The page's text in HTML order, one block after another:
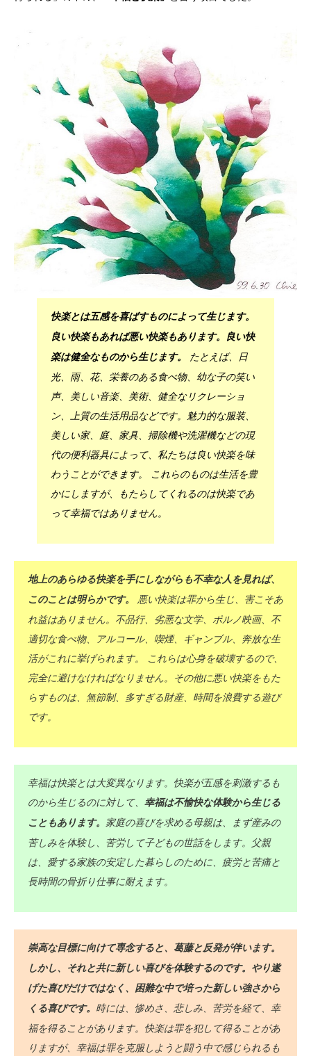
快楽とは五感を喜ばすものによって生じます。
良い快楽もあれば悪い快楽もあります。良い快
楽は健全なものから生じます。
たとえば、日
光、雨、花、栄養のある食べ物、幼な子の笑い
声、美しい音楽、美術、健全なリクレーショ
ン、上質の生活用品などです。魅力的な服装、
美しい家、庭、家具、掃除機や洗濯機などの現
代の便利器具によって、私たちは良い快楽を味
わうことができます。 これらのものは生活を豊
かにしますが、もたらしてくれるのは快楽であ
って幸福ではありません。
地上のあらゆる快楽を手にしながらも不幸な人を見れば、
このことは明らかです。
悪い快楽は罪から生じ、害こそあ
れ益はありません。不品行、劣悪な文学、ポルノ映画、不
適切な食べ物、アルコール、喫煙、ギャンブル、奔放な生
活がこれに挙げられます。 これらは心身を破壊するので、
完全に避けなければなりません。その他に悪い快楽をもた
らすものは、無節制、多すぎる財産、時間を浪費する遊び
です。
幸福は快楽とは大変異なります。快楽が五感を刺激するも
のから生じるのに対して、 幸福は不愉快な体験から生じる
こともあります。 家庭の喜びを求める母親は、まず産みの
苦しみを体験し、苦労して子どもの世話をします。父親
は、愛する家族の安定した暮らしのために、疲労と苦痛と
長時間の骨折り仕事に耐えます。
崇高な目標に向けて専念すると、葛藤と反発が伴います。
しかし、それと共に新しい喜びを体験するのです。やり遂
げた喜びだけではなく、困難な中で培った新しい強さから
くる喜びです。 時には、惨めさ、悲しみ、苦労を経て、幸
福を得ることがあります。快楽は罪を犯して得ることがあ
りますが、幸福は罪を克服しようと闘う中で感じられるも